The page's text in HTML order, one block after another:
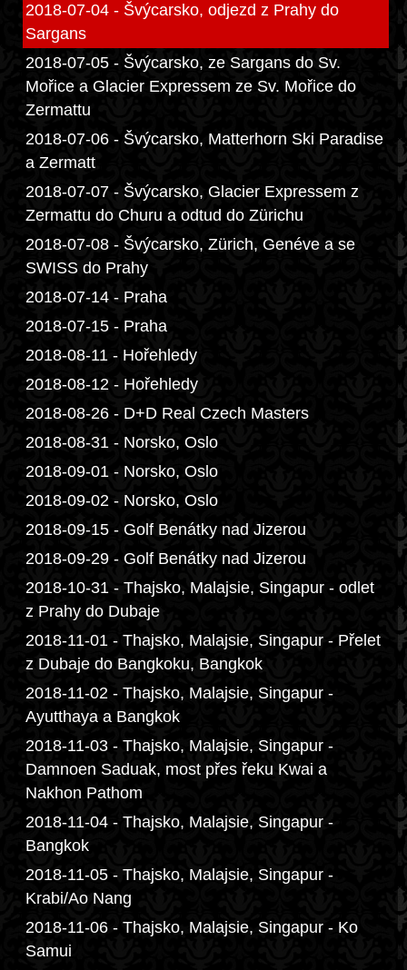
2018-07-04 - Švýcarsko, odjezd z Prahy do
Sargans
2018-07-05 - Švýcarsko, ze Sargans do Sv.
Mořice a Glacier Expressem ze Sv. Mořice do
Zermattu
2018-07-06 - Švýcarsko, Matterhorn Ski Paradise
a Zermatt
2018-07-07 - Švýcarsko, Glacier Expressem z
Zermattu do Churu a odtud do Zürichu
2018-07-08 - Švýcarsko, Zürich, Genéve a se
SWISS do Prahy
2018-07-14 - Praha
2018-07-15 - Praha
2018-08-11 - Hořehledy
2018-08-12 - Hořehledy
2018-08-26 - D+D Real Czech Masters
2018-08-31 - Norsko, Oslo
2018-09-01 - Norsko, Oslo
2018-09-02 - Norsko, Oslo
2018-09-15 - Golf Benátky nad Jizerou
2018-09-29 - Golf Benátky nad Jizerou
2018-10-31 - Thajsko, Malajsie, Singapur - odlet
z Prahy do Dubaje
2018-11-01 - Thajsko, Malajsie, Singapur - Přelet
z Dubaje do Bangkoku, Bangkok
2018-11-02 - Thajsko, Malajsie, Singapur -
Ayutthaya a Bangkok
2018-11-03 - Thajsko, Malajsie, Singapur -
Damnoen Saduak, most přes řeku Kwai a
Nakhon Pathom
2018-11-04 - Thajsko, Malajsie, Singapur -
Bangkok
2018-11-05 - Thajsko, Malajsie, Singapur -
Krabi/Ao Nang
2018-11-06 - Thajsko, Malajsie, Singapur - Ko
Samui